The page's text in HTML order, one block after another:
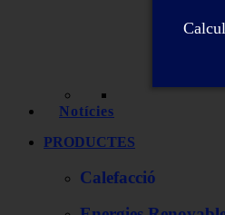
Notícies
PRODUCTES
Calefacció